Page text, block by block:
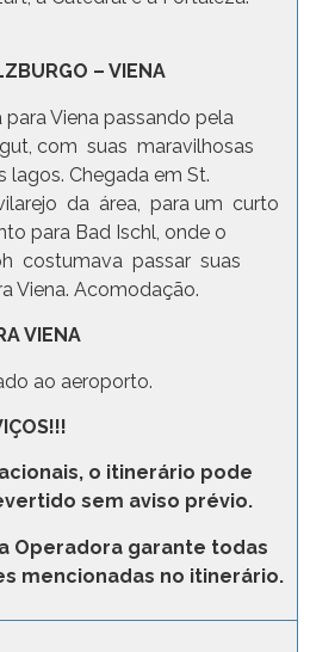
– VIENA
Viena passando pela
com suas maravilhosas
Chegada em St.
da área, para um curto
para Bad Ischl, onde o
costumava passar suas
Viena. Acomodação.
VIENA
ao aeroporto.
o itinerário pode
sem aviso prévio.
Operadora garante todas
mencionadas no itinerário.